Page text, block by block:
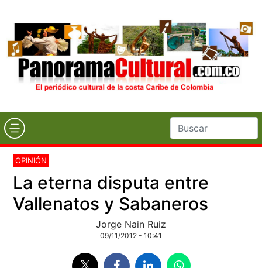
OPINIÓN
La eterna disputa entre
Vallenatos y Sabaneros
Jorge Nain Ruiz
09/11/2012 - 10:41